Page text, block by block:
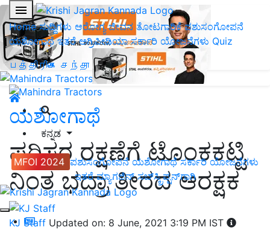
Home ಸುದ್ದಿಗಳು ಆರೋಗ್ಯ ಜೀವನ ತೋಟಗಾರಿಕೆಪಶುಸಂಗೋಪನೆ
ಯಶೋಗಾಥೆ ಇತರೆ ಅಗ್ರಿಪೀಡಿಯಾ ಸರ್ಕಾರಿ ಯೋಜನೆಗಳು Quiz
பத்திரிகை சந்தா
ಕನ್ನಡ
MFOI 2024 ಪಶುಸಂಗೋಪನೆ ಯಶೋಗಾಥೆ ಸರ್ಕಾರಿ ಯೋಜನೆಗಳು
ಇತರೆ ಮ್ಯಾಗಜಿನ್‌ ಸಬ್‌ಸ್ಕ್ರಿಪ್ಷನ್‌ಗಾಗಿ
ಯಶೋಗಾಥೆ
ಪರಿಸರ ರಕ್ಷಣೆಗೆ ಟೊಂಕಕಟ್ಟಿ
ನಿಂತ ಭದ್ರಾ ತೀರದ ಆರಕ್ಷಕ
KJ Staff Updated on: 8 June, 2021 3:19 PM IST